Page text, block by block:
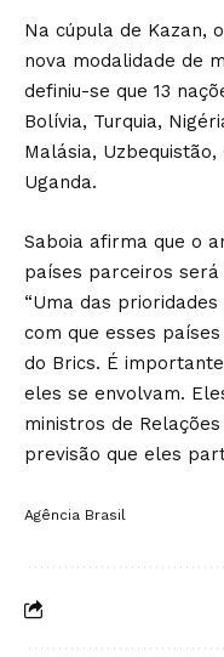
Na cúpula de Kazan,
nova modalidade de
definiu-se que 13
Bolívia, Turquia,
Malásia, Uzbequistão,
Uganda.
Saboia afirma que o
países parceiros
“Uma das
com que esses
do Brics. É
eles se envolvam.
ministros de
previsão que eles
Agência Brasil